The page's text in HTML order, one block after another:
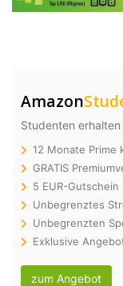
Amazon
Studenten
12 Monate Prime
GRATIS
5 EUR-Gutschein
Unbegrenztes
Unbegrenzten
Exklusive
zum Angebot